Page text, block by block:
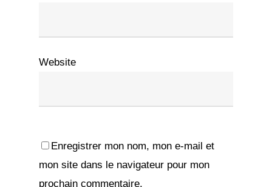
Website
Enregistrer mon nom, mon e-mail et
mon site dans le navigateur pour mon
prochain commentaire.